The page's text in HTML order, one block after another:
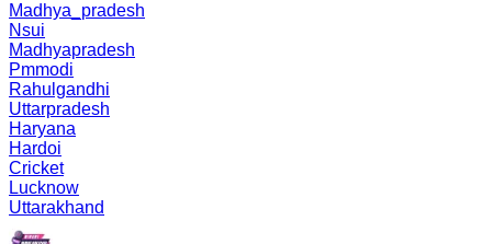
Madhya_pradesh
Nsui
Madhyapradesh
Pmmodi
Rahulgandhi
Uttarpradesh
Haryana
Hardoi
Cricket
Lucknow
Uttarakhand